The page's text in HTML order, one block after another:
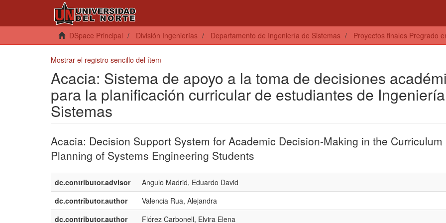
DSpace Principal División Ingenierías Departamento de Ingeniería de Sistemas Proyectos finales Pregrado
Mostrar el registro sencillo del ítem
Acacia: Sistema de apoyo a la toma de decisiones
para la planificación curricular de estudiantes de
Sistemas
Acacia: Decision Support System for Academic Decision-Making in the Curriculum
Planning of Systems Engineering Students
dc.contributor.advisor
Angulo Madrid, Eduardo David
dc.contributor.author
Valencia Rua, Alejandra
dc.contributor.author
Flórez Carbonell, Elvira Elena